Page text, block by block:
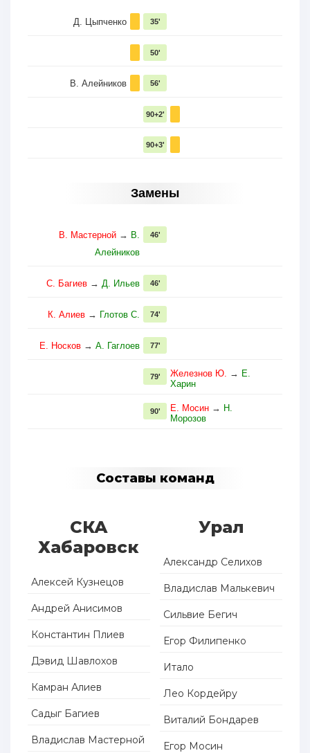
Д. Цыпченко 35'
50'
В. Алейников 56'
90+2'
90+3'
Замены
В. Мастерной → В.
Алейников
46'
С. Багиев → Д. Ильев 46'
К. Алиев → Глотов С. 74'
Е. Носков → А. Гаглоев 77'
Железнов Ю. → Е.
Харин
79'
Е. Мосин → Н.
Морозов
90'
Составы команд
СКА
Хабаровск
Алексей Кузнецов
Андрей Анисимов
Константин Плиев
Дэвид Шавлохов
Камран Алиев
Садыг Багиев
Владислав Мастерной
Урал
Александр Селихов
Владислав Малькевич
Сильвие Бегич
Егор Филипенко
Итало
Лео Кордейру
Виталий Бондарев
Егор Мосин